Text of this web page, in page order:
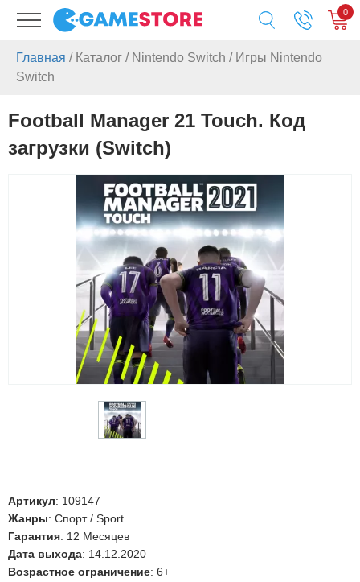
0
Главная / Каталог / Nintendo Switch / Игры Nintendo
Switch
Football Manager 21 Touch. Код
загрузки (Switch)
Артикул: 109147
Жанры: Спорт / Sport
Гарантия: 12 Месяцев
Дата выхода: 14.12.2020
Возрастное ограничение: 6+